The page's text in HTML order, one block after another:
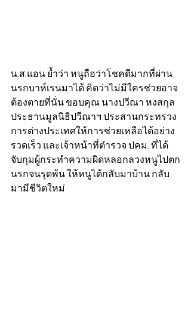
น.ส.แอน ย้ำว่า หนูถือว่าโชคดีมากที่ผ่าน
นรกบาห์เรนมาได้ คิดว่าไม่มีใครช่วยอาจ
ต้องตายที่นั่น ขอบคุณ นางปวีณา หงสกุล
ประธานมูลนิธิปวีณาฯ ประสานกระทรวง
การต่างประเทศให้การช่วยเหลือได้อย่าง
รวดเร็ว และเจ้าหน้าที่ตำรวจ ปคม. ที่ได้
จับกุมผู้กระทำความผิดหลอกลวงหนูไปตก
นรกจนรุดพ้น ให้หนูได้กลับมาบ้าน กลับ
มามีชีวิตใหม่